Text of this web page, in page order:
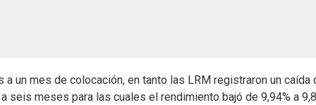
un mes de colocación, en tanto las LRM registraron un caída
seis meses para las cuales el rendimiento bajó de 9,94% a